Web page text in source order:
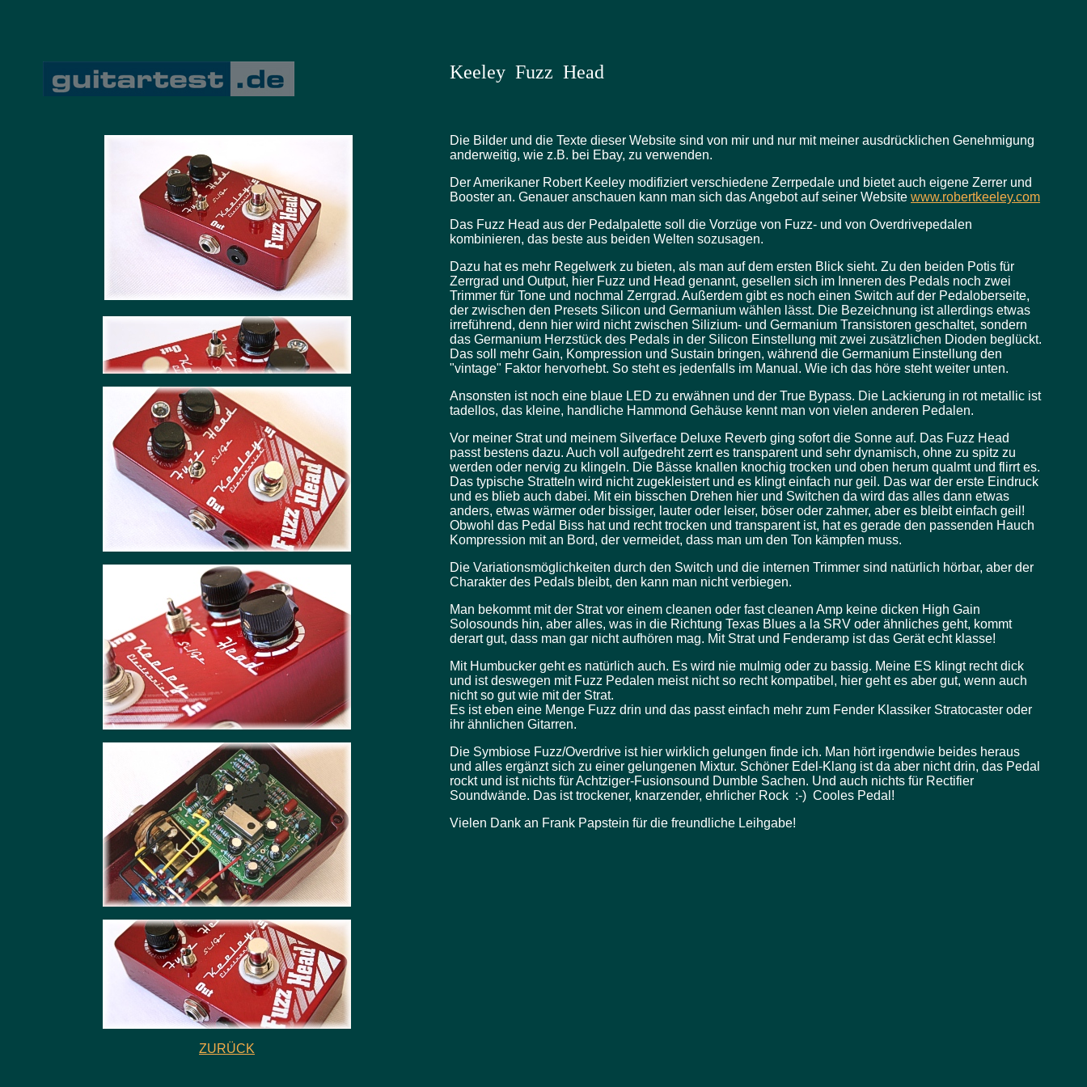
Keeley Fuzz Head
ZURÜCK
Die Bilder und die Texte dieser Website sind von mir und nur mit meiner ausdrücklichen Genehmigung
anderweitig, wie z.B. bei Ebay, zu verwenden.
Der Amerikaner Robert Keeley modifiziert verschiedene Zerrpedale und bietet auch eigene Zerrer und
Booster an. Genauer anschauen kann man sich das Angebot auf seiner Website www.robertkeeley.com
Das Fuzz Head aus der Pedalpalette soll die Vorzüge von Fuzz- und von Overdrivepedalen
kombinieren, das beste aus beiden Welten sozusagen.
Dazu hat es mehr Regelwerk zu bieten, als man auf dem ersten Blick sieht. Zu den beiden Potis für
Zerrgrad und Output, hier Fuzz und Head genannt, gesellen sich im Inneren des Pedals noch zwei
Trimmer für Tone und nochmal Zerrgrad. Außerdem gibt es noch einen Switch auf der Pedaloberseite,
der zwischen den Presets Silicon und Germanium wählen lässt. Die Bezeichnung ist allerdings etwas
irreführend, denn hier wird nicht zwischen Silizium- und Germanium Transistoren geschaltet, sondern
das Germanium Herzstück des Pedals in der Silicon Einstellung mit zwei zusätzlichen Dioden beglückt.
Das soll mehr Gain, Kompression und Sustain bringen, während die Germanium Einstellung den
"vintage" Faktor hervorhebt. So steht es jedenfalls im Manual. Wie ich das höre steht weiter unten.
Ansonsten ist noch eine blaue LED zu erwähnen und der True Bypass. Die Lackierung in rot metallic ist
tadellos, das kleine, handliche Hammond Gehäuse kennt man von vielen anderen Pedalen.
Vor meiner Strat und meinem Silverface Deluxe Reverb ging sofort die Sonne auf. Das Fuzz Head
passt bestens dazu. Auch voll aufgedreht zerrt es transparent und sehr dynamisch, ohne zu spitz zu
werden oder nervig zu klingeln. Die Bässe knallen knochig trocken und oben herum qualmt und flirrt es.
Das typische Stratteln wird nicht zugekleistert und es klingt einfach nur geil. Das war der erste Eindruck
und es blieb auch dabei. Mit ein bisschen Drehen hier und Switchen da wird das alles dann etwas
anders, etwas wärmer oder bissiger, lauter oder leiser, böser oder zahmer, aber es bleibt einfach geil!
Obwohl das Pedal Biss hat und recht trocken und transparent ist, hat es gerade den passenden Hauch
Kompression mit an Bord, der vermeidet, dass man um den Ton kämpfen muss.
Die Variationsmöglichkeiten durch den Switch und die internen Trimmer sind natürlich hörbar, aber der
Charakter des Pedals bleibt, den kann man nicht verbiegen.
Man bekommt mit der Strat vor einem cleanen oder fast cleanen Amp keine dicken High Gain
Solosounds hin, aber alles, was in die Richtung Texas Blues a la SRV oder ähnliches geht, kommt
derart gut, dass man gar nicht aufhören mag. Mit Strat und Fenderamp ist das Gerät echt klasse!
Mit Humbucker geht es natürlich auch. Es wird nie mulmig oder zu bassig. Meine ES klingt recht dick
und ist deswegen mit Fuzz Pedalen meist nicht so recht kompatibel, hier geht es aber gut, wenn auch
nicht so gut wie mit der Strat.
Es ist eben eine Menge Fuzz drin und das passt einfach mehr zum Fender Klassiker Stratocaster oder
ihr ähnlichen Gitarren.
Die Symbiose Fuzz/Overdrive ist hier wirklich gelungen finde ich. Man hört irgendwie beides heraus
und alles ergänzt sich zu einer gelungenen Mixtur. Schöner Edel-Klang ist da aber nicht drin, das Pedal
rockt und ist nichts für Achtziger-Fusionsound Dumble Sachen. Und auch nichts für Rectifier
Soundwände. Das ist trockener, knarzender, ehrlicher Rock :-) Cooles Pedal!
Vielen Dank an Frank Papstein für die freundliche Leihgabe!